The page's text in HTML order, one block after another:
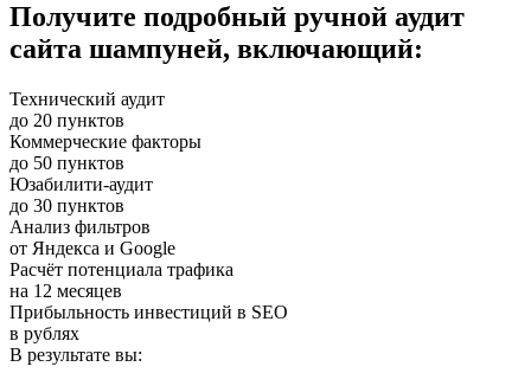
Получите подробный ручной аудит
сайта шампуней, включающий:
Технический аудит
до 20 пунктов
Коммерческие факторы
до 50 пунктов
Юзабилити-аудит
до 30 пунктов
Анализ фильтров
от Яндекса и Google
Расчёт потенциала трафика
на 12 месяцев
Прибыльность инвестиций в SEO
в рублях
В результате вы: